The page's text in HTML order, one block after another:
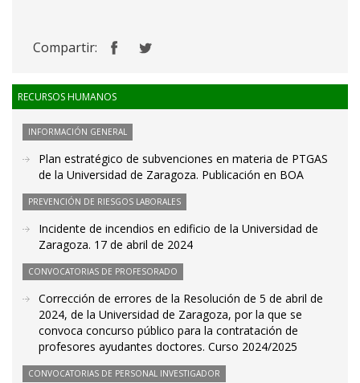
Compartir:
RECURSOS HUMANOS
INFORMACIÓN GENERAL
Plan estratégico de subvenciones en materia de PTGAS
de la Universidad de Zaragoza. Publicación en BOA
PREVENCIÓN DE RIESGOS LABORALES
Incidente de incendios en edificio de la Universidad de
Zaragoza. 17 de abril de 2024
CONVOCATORIAS DE PROFESORADO
Corrección de errores de la Resolución de 5 de abril de
2024, de la Universidad de Zaragoza, por la que se
convoca concurso público para la contratación de
profesores ayudantes doctores. Curso 2024/2025
CONVOCATORIAS DE PERSONAL INVESTIGADOR